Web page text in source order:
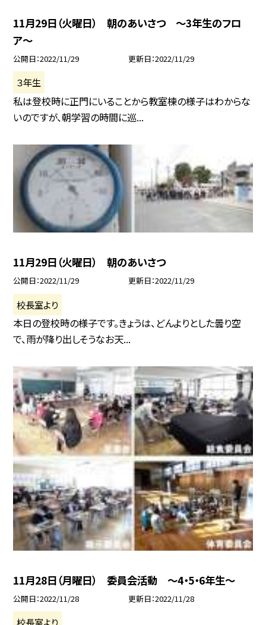
11月29日（火曜日） 朝のあいさつ 〜3年生のフロ
ア〜
公開日 2022/11/29 更新日 2022/11/29
３年生
私は登校時に正門にいることから教室棟の様子はわからな
いのですが、朝学習の時間に巡...
11月29日（火曜日） 朝のあいさつ
公開日 2022/11/29 更新日 2022/11/29
校長室より
本日の登校時の様子です。きょうは、どんよりとした曇り空
で、雨が降り出しそうなお天...
11月28日（月曜日） 委員会活動 〜4・5・6年生〜
公開日 2022/11/28 更新日 2022/11/28
校長室より